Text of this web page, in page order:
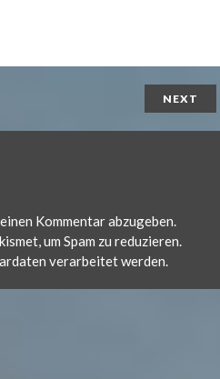
NEXT
Kommentar abzugeben.
um Spam zu reduzieren.
verarbeitet werden.